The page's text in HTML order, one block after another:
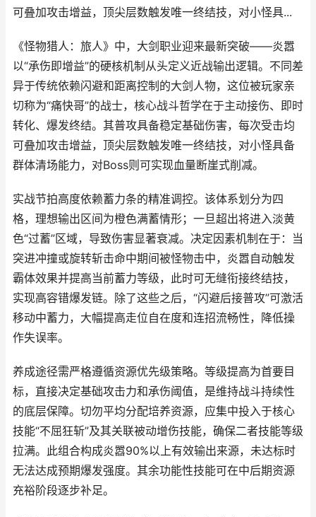
可叠加攻击增益，顶尖层数触发唯一终结技，对小怪具...
《怪物猎人：旅人》中，大剑职业迎来最新突破——炎嚣
以“承伤即增益”的硬核机制从头定义近战输出逻辑。不同差
异于传统依赖闪避和距离控制的大剑人物，这位被玩家亲
切称为“痛快哥”的战士，核心战斗哲学在于主动接伤、即时
转化、爆发终结。其普攻具备稳定基础伤害，每次受击均
可叠加攻击增益，顶尖层数触发唯一终结技，对小怪具备
群体清场能力，对Boss则可实现血量断崖式削减。
实战节拍高度依赖蓄力条的精准调控。该体系划分为四
格，理想输出区间为橙色满蓄情形；一旦超出将进入淡黄
色“过蓄”区域，导致伤害显著衰减。决定因素机制在于：当
突进冲撞或旋转斩击命中期间被怪物击中，炎嚣自动触发
霸体效果并提高当前蓄力等级，此时可无缝衔接终结技，
实现高容错爆发链。除了这些之后，“闪避后接普攻”可激活
移动中蓄力，大幅提高走位自在度和连招流畅性，降低操
作失误率。
养成途径需严格遵循资源优先级策略。等级提高为首要目
标，直接决定基础攻击力和承伤阈值，是维持战斗持续性
的底层保障。切勿平均分配培养资源，应集中投入于核心
技能“不屈狂斩”及其关联被动增伤技能，确保二者技能等级
拉满。此组合构成炎嚣90%以上有效输出来源，未达标时
无法达成预期爆发强度。其余功能性技能可在中后期资源
充裕阶段逐步补足。